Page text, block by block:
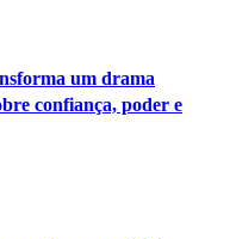
um drama
confiança, poder e